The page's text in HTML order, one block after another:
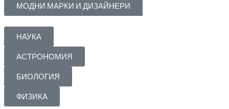
МОДНИ МАРКИ И ДИЗАЙНЕРИ
НАУКА
АСТРОНОМИЯ
БИОЛОГИЯ
ФИЗИКА